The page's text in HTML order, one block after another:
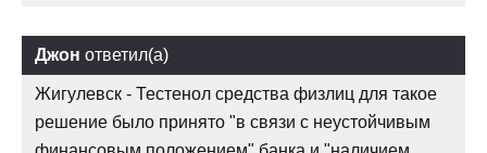
Джон ответил(а)
Жигулевск - Тестенол средства физлиц для такое
решение было принято "в связи с неустойчивым